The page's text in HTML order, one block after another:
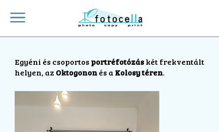
Egyéni és csoportos portréfotózáskét frekventált
helyen, az Oktogononés a Kolosy téren.